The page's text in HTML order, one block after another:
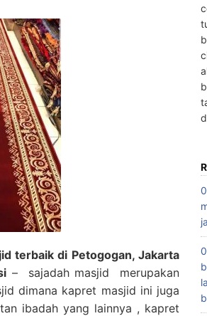
terbaik di Petogogan, Jakarta
– sajadah masjid merupakan
dimana kapret masjid ini juga
ibadah yang lainnya , kapret